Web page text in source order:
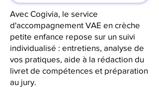
Avec Cogivia, le service
d'accompagnement VAE en crèche
petite enfance repose sur un suivi
individualisé : entretiens, analyse de
vos pratiques, aide à la rédaction du
livret de compétences et préparation
au jury.